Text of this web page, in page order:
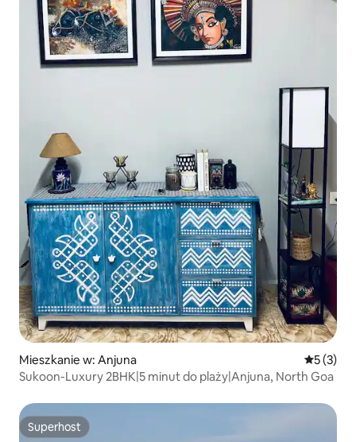
Mieszkanie w: Anjuna Średnia
5 (3)
Sukoon-Luxury 2BHK|5 minut do plaży|Anjuna, North Goa
Superhost
Superhost